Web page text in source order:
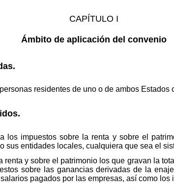
CAPÍTULO I
Ámbito de aplicación del convenio
residentes de uno o de ambos Estados
impuestos sobre la renta y sobre el
sus entidades locales, cualquiera que sea el
y sobre el patrimonio los que gravan la
sobre las ganancias derivadas de la
pagados por las empresas, así como